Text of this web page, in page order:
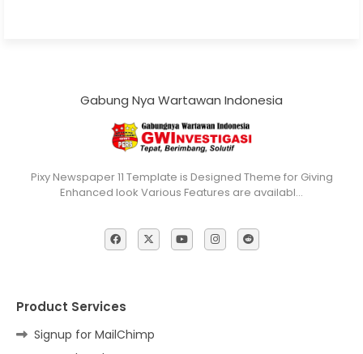
Gabung Nya Wartawan Indonesia
Pixy Newspaper 11 Template is Designed Theme for Giving
Enhanced look Various Features are availabl…
Product Services
Signup for MailChimp